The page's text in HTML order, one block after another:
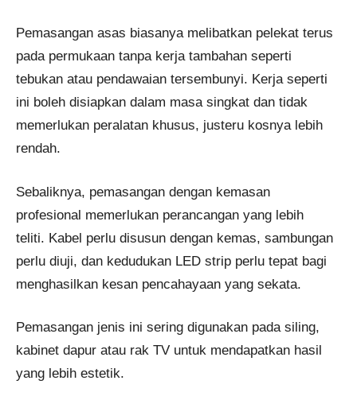
Pemasangan asas biasanya melibatkan pelekat terus
pada permukaan tanpa kerja tambahan seperti
tebukan atau pendawaian tersembunyi. Kerja seperti
ini boleh disiapkan dalam masa singkat dan tidak
memerlukan peralatan khusus, justeru kosnya lebih
rendah.
Sebaliknya, pemasangan dengan kemasan
profesional memerlukan perancangan yang lebih
teliti. Kabel perlu disusun dengan kemas, sambungan
perlu diuji, dan kedudukan LED strip perlu tepat bagi
menghasilkan kesan pencahayaan yang sekata.
Pemasangan jenis ini sering digunakan pada siling,
kabinet dapur atau rak TV untuk mendapatkan hasil
yang lebih estetik.